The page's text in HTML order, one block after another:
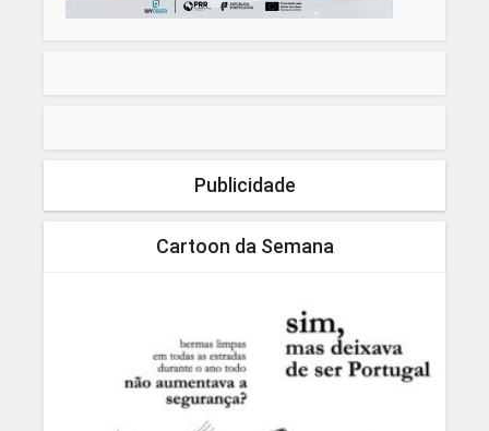
Publicidade
Cartoon da Semana